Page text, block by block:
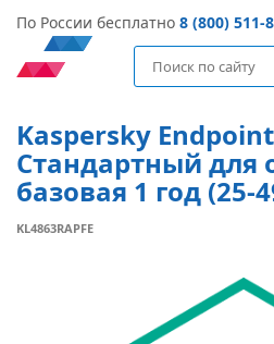
По России бесплатно 8 (800) 511-
Kaspersky
Стандартный для
базовая 1 год (25-
KL4863RAPFE